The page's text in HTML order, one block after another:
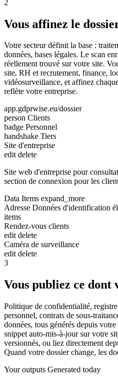
2
Vous affinez le
Votre secteur définit la base :
données, bases légales. Le scan
réellement trouvé sur votre site.
site, RH et recrutement, finance,
vidéosurveillance, et affinez
reflète votre entreprise.
app.gdprwise.eu/dossier
person Clients
badge Personnel
handshake Tiers
Site d'entreprise
edit delete
Site web d'entreprise pour
section de connexion pour les
Data Items expand_more
Adresse Données d'identification
items
Rendez-vous clients
edit delete
Caméra de surveillance
edit delete
3
Vous publiez ce dont
Politique de confidentialité,
personnel, contrats de sous-
données, tous générés depuis
snippet auto-mis-à-jour sur votre
versionnés, ou liez directement
Quand votre dossier change, les
Your outputs Generated today